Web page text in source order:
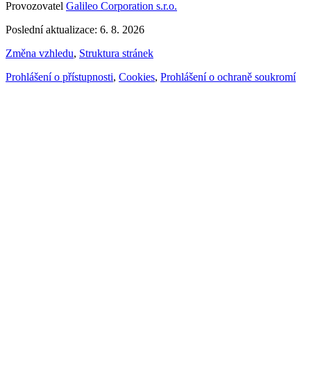
Provozovatel Galileo Corporation s.r.o.
Poslední aktualizace: 6. 8. 2026
Změna vzhledu, Struktura stránek
Prohlášení o přístupnosti, Cookies, Prohlášení o ochraně soukromí